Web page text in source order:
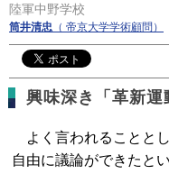
陸軍中野学校
筒井清忠 （ 帝京大学学術顧問）
興味深き「革新運
よく言われることと
自由に議論ができたと